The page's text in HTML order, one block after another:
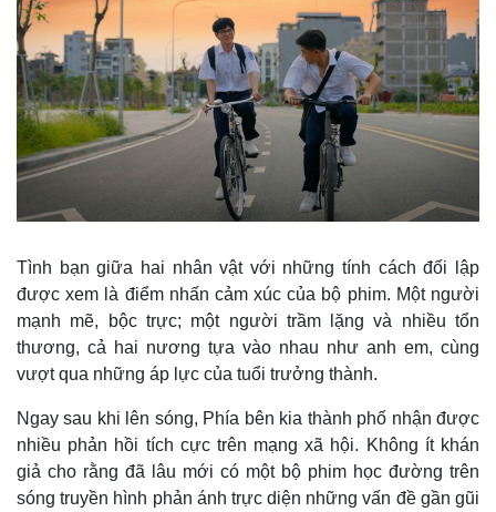
Thế giới
Quan sát
Cuộc sống đó đây
Hồ sơ
Multimedia
Video
Ảnh
E-Magazine
Infographic
Tình bạn giữa hai nhân vật với những tính cách đối lập
được xem là điểm nhấn cảm xúc của bộ phim. Một người
mạnh mẽ, bộc trực; một người trầm lặng và nhiều tổn
thương, cả hai nương tựa vào nhau như anh em, cùng
vượt qua những áp lực của tuổi trưởng thành.
Ngay sau khi lên sóng, Phía bên kia thành phố nhận được
nhiều phản hồi tích cực trên mạng xã hội. Không ít khán
giả cho rằng đã lâu mới có một bộ phim học đường trên
sóng truyền hình phản ánh trực diện những vấn đề gần gũi